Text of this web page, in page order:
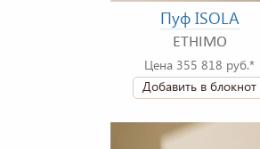
Пуф ISOLA
ETHIMO
Цена 355 818 руб.*
Добавить в блокнот